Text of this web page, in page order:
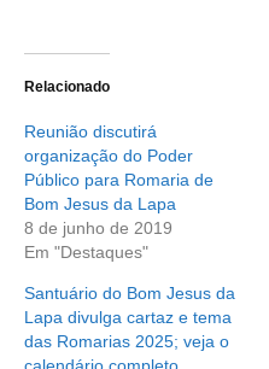
Relacionado
Reunião discutirá
organização do Poder
Público para Romaria de
Bom Jesus da Lapa
8 de junho de 2019
Em "Destaques"
Santuário do Bom Jesus da
Lapa divulga cartaz e tema
das Romarias 2025; veja o
calendário completo